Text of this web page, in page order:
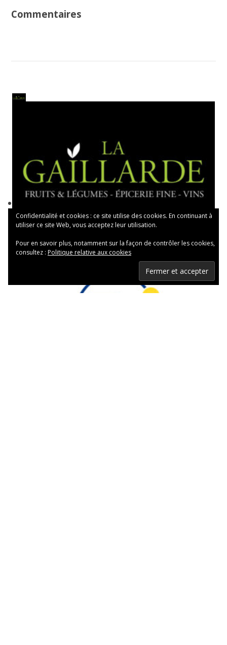
Commentaires
Confidentialité et cookies : ce site utilise des cookies. En continuant à
utiliser ce site Web, vous acceptez leur utilisation.
Pour en savoir plus, notamment sur la façon de contrôler les cookies,
consultez : Politique relative aux cookies